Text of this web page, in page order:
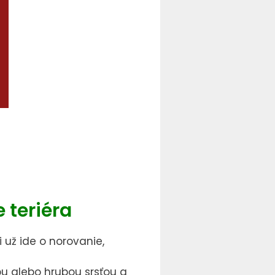
teriéra
ide o norovanie,
alebo hrubou srsťou a